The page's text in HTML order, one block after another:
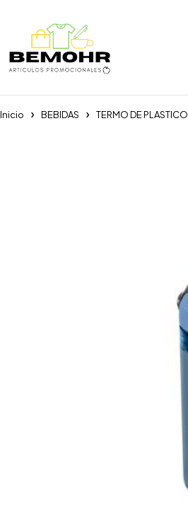
Inicio BEBIDAS TERMO DE PLASTICO